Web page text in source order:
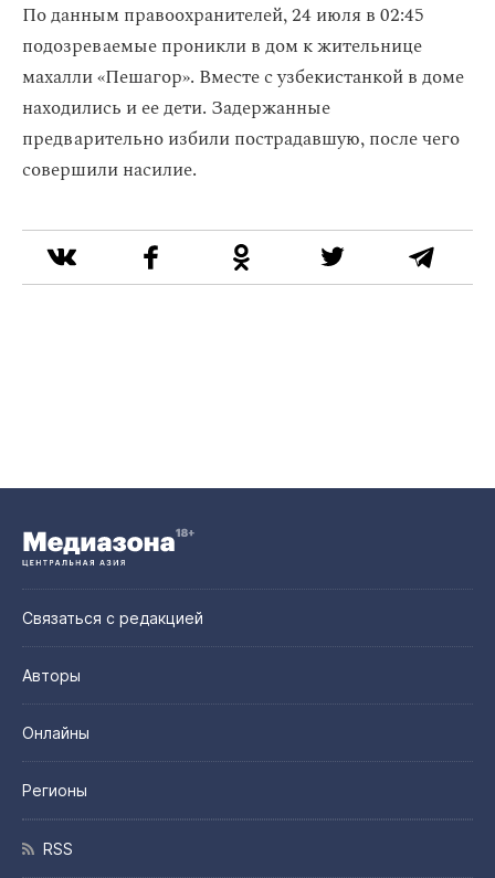
По данным правоохранителей, 24 июля в 02:45
подозреваемые проникли в дом к жительнице
махалли «Пешагор». Вместе с узбекистанкой в доме
находились и ее дети. Задержанные
предварительно избили пострадавшую, после чего
совершили насилие.
Связаться с редакцией
Авторы
Онлайны
Регионы
RSS